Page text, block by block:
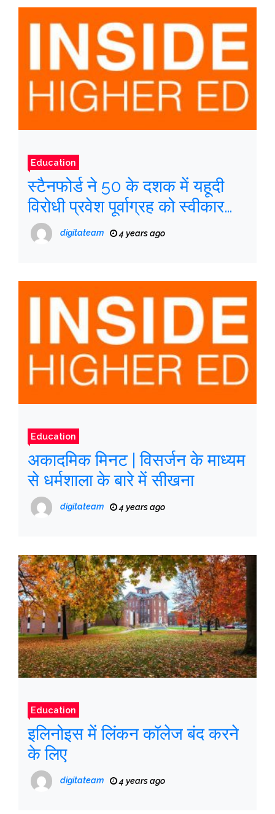
Education
स्टैनफोर्ड ने 50 के दशक में यहूदी
विरोधी प्रवेश पूर्वाग्रह को स्वीकार
किया
digitateam 4 years ago
Education
अकादमिक मिनट | विसर्जन के माध्यम
से धर्मशाला के बारे में सीखना
digitateam 4 years ago
Education
इलिनोइस में लिंकन कॉलेज बंद करने
के लिए
digitateam 4 years ago